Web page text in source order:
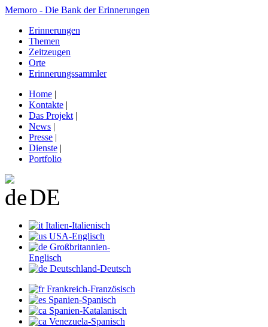
Memoro - Die Bank der Erinnerungen
Erinnerungen
Themen
Zeitzeugen
Orte
Erinnerungssammler
Home |
Kontakte |
Das Projekt |
News |
Presse |
Dienste |
Portfolio
DE
Italien-Italienisch
USA-Englisch
Großbritannien-
Englisch
Deutschland-Deutsch
Frankreich-Französisch
Spanien-Spanisch
Spanien-Katalanisch
Venezuela-Spanisch